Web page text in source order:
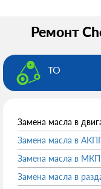
Ремонт
ТО
Замена масла в
Замена масла в
Замена масла в
Замена масла в